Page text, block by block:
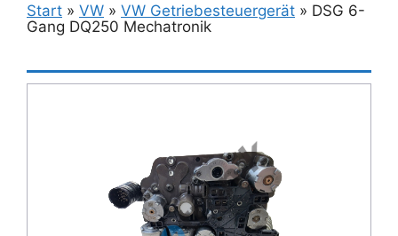
Start » VW » VW Getriebesteuergerät » DSG 6-
Gang DQ250 Mechatronik